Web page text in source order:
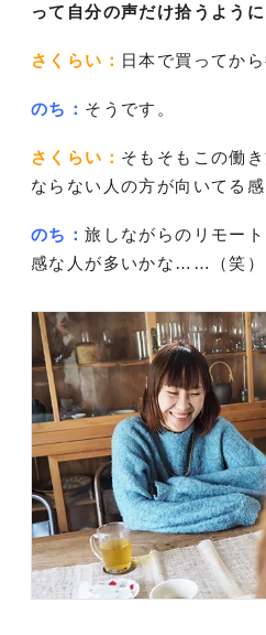
って自分の声だけ拾うように
さくらい： 日本で買ってか
のち： そうです。
さくらい： そもそもこの働
ならない人の方が向いてる
のち：旅しながらのリモー
感な人が多いかな……（笑）